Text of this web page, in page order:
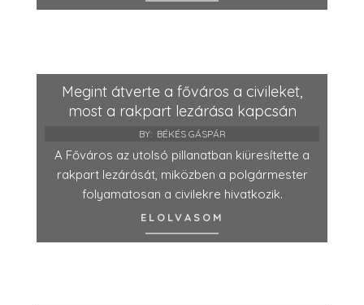
Megint átverte a főváros a civileket,
most a rakpart lezárása kapcsán
BY: BÉKÉS GÁSPÁR
A Főváros az utolsó pillanatban kiüresítette a
rakpart lezárását, miközben a polgármester
folyamatosan a civilekre hivatkozik.
ELOLVASOM